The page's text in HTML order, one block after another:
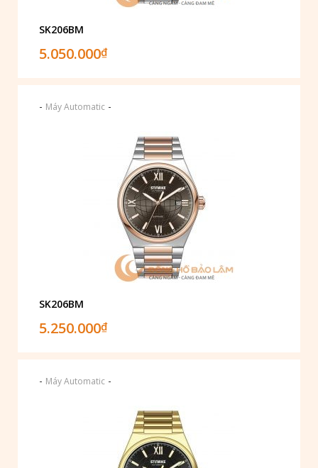
SK206BM
5.050.000₫
- Máy Automatic -
SK206BM
5.250.000₫
- Máy Automatic -